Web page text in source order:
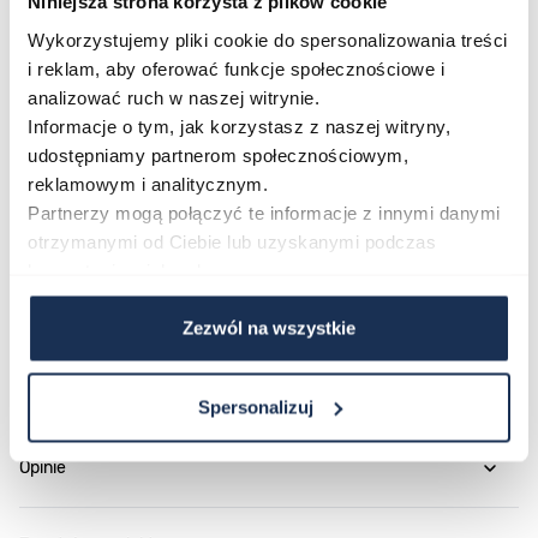
Wykorzystujemy pliki cookie do spersonalizowania treści
i reklam, aby oferować funkcje społecznościowe i
analizować ruch w naszej witrynie.
Informacje o tym, jak korzystasz z naszej witryny,
udostępniamy partnerom społecznościowym,
reklamowym i analitycznym.
Partnerzy mogą połączyć te informacje z innymi danymi
otrzymanymi od Ciebie lub uzyskanymi podczas
Zezwól na wszystkie
Spersonalizuj
Połączenie stylu i funkcjonalności
G-Shock GM-2100YRA -8AER to zegarek zbudowany
na sprawdzonej technologii kolekcji CLASSIC z
wyraźnie sportowym charakterem. Jeśli szukasz
modelu łączącego wytrzymałą konstrukcję z
funkcjonalnością gotową na aktywne użytkowanie, ten
model odpowiada na te wymagania.
Opinie